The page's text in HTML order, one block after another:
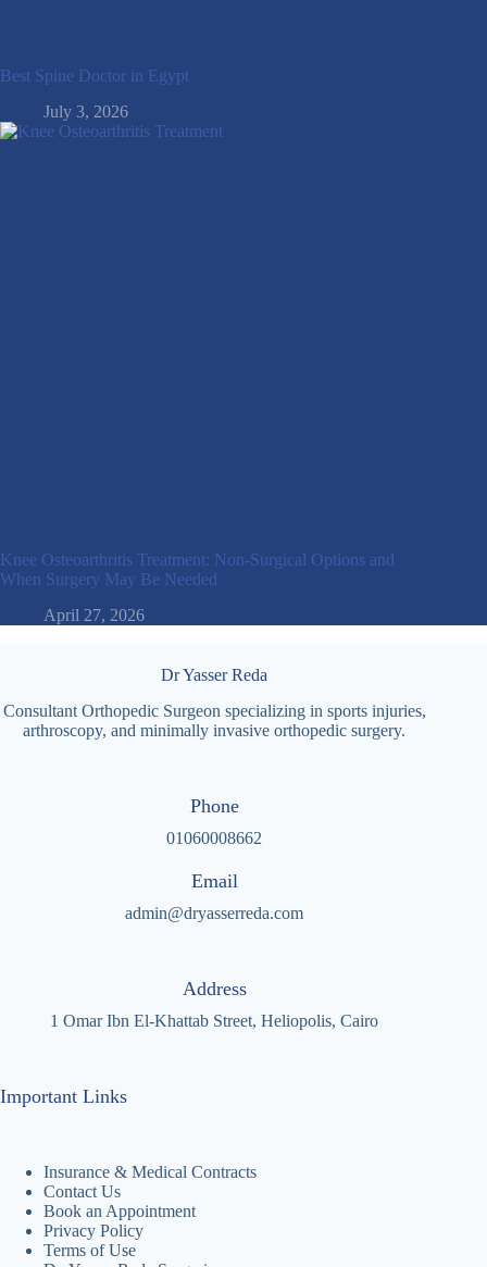
Best Spine Doctor in Egypt
July 3, 2026
Knee Osteoarthritis Treatment: Non-Surgical Options and
When Surgery May Be Needed
April 27, 2026
Dr Yasser Reda
Consultant Orthopedic Surgeon specializing in sports injuries,
arthroscopy, and minimally invasive orthopedic surgery.
Phone
01060008662
Email
admin@dryasserreda.com
Address
1 Omar Ibn El-Khattab Street, Heliopolis, Cairo
Important Links
Insurance & Medical Contracts
Contact Us
Book an Appointment
Privacy Policy
Terms of Use